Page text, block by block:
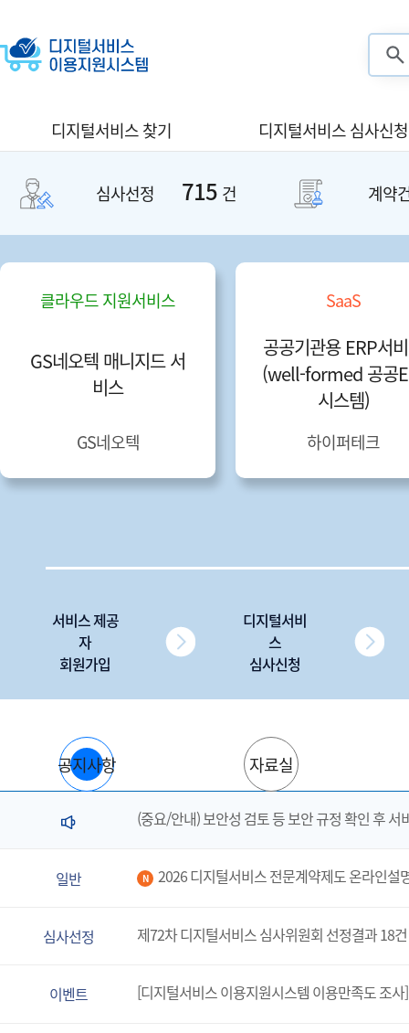
디지털서비스 찾기 디지털서비스 심사신청
심사선정 715 건 계약
능정보 융합서비스
지능형 관제
(주)지케스
GROOBEE 공공기관용
(주)플래티어
서비스 제공
자
회원가입
디지털서비
스
심사신청
공지사항 자료실
(중요/안내) 보안성 검토 등 보안 규정 확인 후 서
일반 N 2026 디지털서비스 전문계약제도 온라인설
심사선정 제72차 디지털서비스 심사위원회 선정결과 18건
이벤트 [디지털서비스 이용지원시스템 이용만족도 조